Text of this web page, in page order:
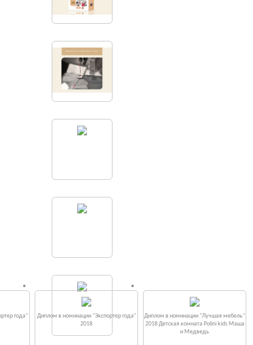
года"
Диплом в номинации "Экспортер года"
2018
Диплом в номинации "Лучшая мебель"
2018 Детская комната Polini kids Маша
и Медведь